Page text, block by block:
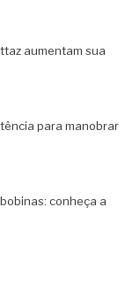
aumentam sua
para manobrar
conheça a